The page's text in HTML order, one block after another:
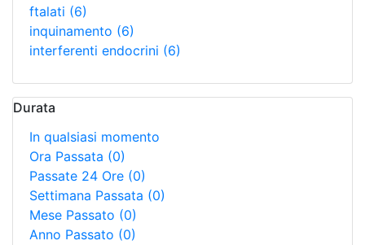
ftalati (6)
inquinamento (6)
interferenti endocrini (6)
Durata
In qualsiasi momento
Ora Passata (0)
Passate 24 Ore (0)
Settimana Passata (0)
Mese Passato (0)
Anno Passato (0)